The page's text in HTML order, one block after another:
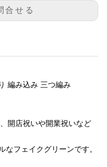
合せる
編み込み 三つ編み
開店祝いや開業祝いなど
フェイクグリーンです。